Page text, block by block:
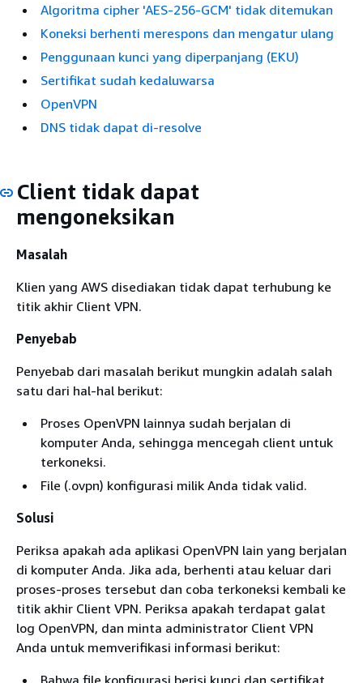
Algoritma cipher 'AES-256-GCM' tidak ditemukan
Koneksi berhenti merespons dan mengatur ulang
Penggunaan kunci yang diperpanjang (EKU)
Sertifikat sudah kedaluwarsa
OpenVPN
DNS tidak dapat di-resolve
Client tidak dapat
mengoneksikan
Masalah
Klien yang AWS disediakan tidak dapat terhubung ke
titik akhir Client VPN.
Penyebab
Penyebab dari masalah berikut mungkin adalah salah
satu dari hal-hal berikut:
Proses OpenVPN lainnya sudah berjalan di
komputer Anda, sehingga mencegah client untuk
terkoneksi.
File (.ovpn) konfigurasi milik Anda tidak valid.
Solusi
Periksa apakah ada aplikasi OpenVPN lain yang berjalan
di komputer Anda. Jika ada, berhenti atau keluar dari
proses-proses tersebut dan coba terkoneksi kembali ke
titik akhir Client VPN. Periksa apakah terdapat galat
log OpenVPN, dan minta administrator Client VPN
Anda untuk memverifikasi informasi berikut:
Bahwa file konfigurasi berisi kunci dan sertifikat